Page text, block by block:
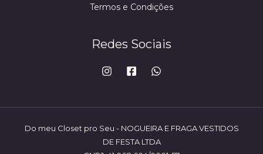
Termos e Condições
Redes Sociais
Do meu Closet pro Seu - NOGUEIRA E FRAGA VESTIDOS
DE FESTA LTDA